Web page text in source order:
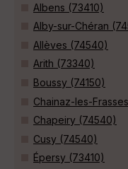
Albens (73410)
Alby-sur-Chéran
Allèves (74540)
Arith (73340)
Boussy (74150)
Chainaz-les-
Chapeiry (74540)
Cusy (74540)
Épersy (73410)